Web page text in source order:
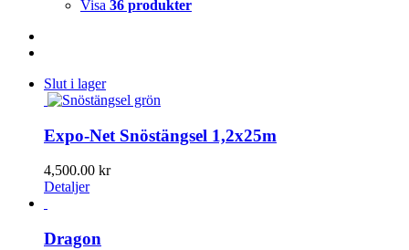
Visa 36 produkter
Slut i lager
Expo-Net Snöstängsel 1,2x25m
4,500.00 kr
Detaljer
Dragon